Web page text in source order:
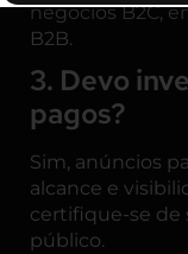
negócios B2C,
B2B.
3. Devo
pagos?
Sim, anúncios
alcance e
certifique-se de
público.